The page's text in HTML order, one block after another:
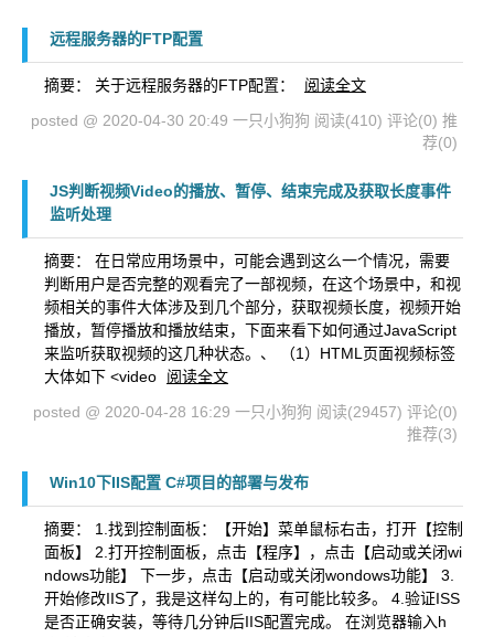
远程服务器的FTP配置
摘要： 关于远程服务器的FTP配置：
阅读全文
posted @ 2020-04-30 20:49 一只小狗狗 阅读(410) 评论(0) 推
荐(0)
JS判断视频Video的播放、暂停、结束完成及获取长度事件
监听处理
摘要： 在日常应用场景中，可能会遇到这么一个情况，需要
判断用户是否完整的观看完了一部视频，在这个场景中，和视
频相关的事件大体涉及到几个部分，获取视频长度，视频开始
播放，暂停播放和播放结束，下面来看下如何通过JavaScript
来监听获取视频的这几种状态。、 （1）HTML页面视频标签
大体如下 <video
阅读全文
posted @ 2020-04-28 16:29 一只小狗狗 阅读(29457) 评论(0)
推荐(3)
Win10下IIS配置 C#项目的部署与发布
摘要： 1.找到控制面板：【开始】菜单鼠标右击，打开【控制
面板】 2.打开控制面板，点击【程序】，点击【启动或关闭wi
ndows功能】 下一步，点击【启动或关闭wondows功能】 3.
开始修改IIS了，我是这样勾上的，有可能比较多。 4.验证ISS
是否正确安装，等待几分钟后IIS配置完成。 在浏览器输入h